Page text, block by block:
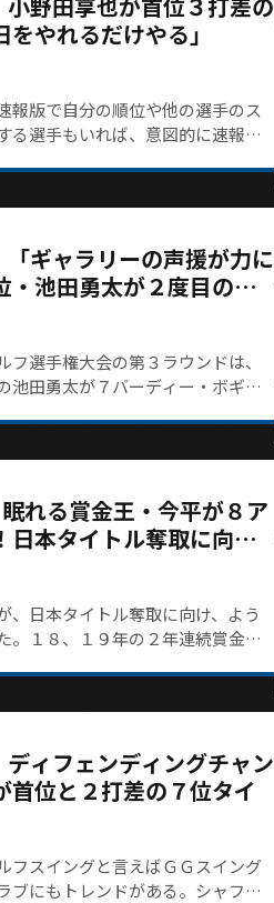
をやれるだけやる」
報版で自分の順位や他の選手のス
る選手もいれば、意図的に速報版
ー・７位タイからスタートした小
タイプ。「池田（勇太）さんがス
るな、と思いました」。１番ホー
までパーセーブを続けていたが、
った池田がバーディーを量産し、
ていたことを知った。そんな小野
ルで連続バーディーを決めて、後
「ギャラリーの声援が力に
・池田勇太が２度目の日
選手権大会の第３ラウンドは、
池田勇太が７バーディー・ボギー
は５つスコアを伸ばした稲森佑
１０アンダーには、キムソンヒョ
回大会覇者の石川遼はスコアを３
ー２７位と後退した。
れる賞金王・今平が８ア
日本タイトル奪取に向け
、日本タイトル奪取に向け、よう
。１８、１９年の２年連続賞金王
ディフェンディングチャン
首位と２打差の７位タイ
フスイングと言えばＧＧスイング
ブにもトレンドがある。シャフト